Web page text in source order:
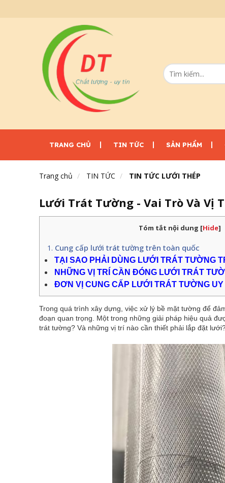
TRANG CHỦ TIN TỨC SẢN PHẨM
Trang chủ TIN TỨC TIN TỨC LƯỚI THÉP
Lưới Trát Tường - Vai Trò Và Vị
Tóm tắt nội dung [Hide]
Cung cấp lưới trát tường trên toàn quốc
TẠI SAO PHẢI DÙNG LƯỚI TRÁT TƯỜNG
NHỮNG VỊ TRÍ CẦN ĐÓNG LƯỚI TRÁT
ĐƠN VỊ CUNG CẤP LƯỚI TRÁT TƯỜNG UY
Trong quá trình xây dựng, việc xử lý bề mặt tường để
đoạn quan trọng. Một trong những giải pháp hiệu quả
trát tường? Và những vị trí nào cần thiết phải lắp đặt